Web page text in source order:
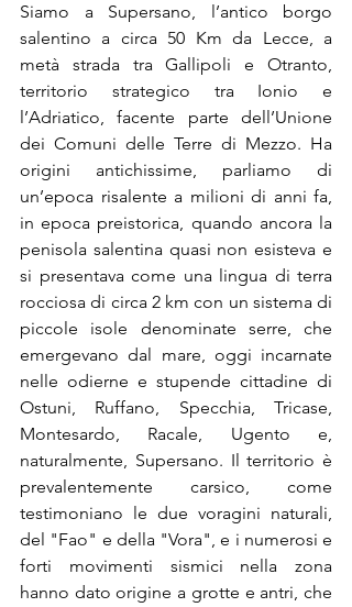
Siamo a Supersano, l’antico borgo
salentino a circa 50 Km da Lecce, a
metà strada tra Gallipoli e Otranto,
territorio strategico tra Ionio e
l’Adriatico, facente parte dell’Unione
dei Comuni delle Terre di Mezzo. Ha
origini antichissime, parliamo di
un’epoca risalente a milioni di anni fa,
in epoca preistorica, quando ancora la
penisola salentina quasi non esisteva e
si presentava come una lingua di terra
rocciosa di circa 2 km con un sistema di
piccole isole denominate serre, che
emergevano dal mare, oggi incarnate
nelle odierne e stupende cittadine di
Ostuni, Ruffano, Specchia, Tricase,
Montesardo, Racale, Ugento e,
naturalmente, Supersano. Il territorio è
prevalentemente carsico, come
testimoniano le due voragini naturali,
del "Fao" e della "Vora", e i numerosi e
forti movimenti sismici nella zona
hanno dato origine a grotte e antri, che